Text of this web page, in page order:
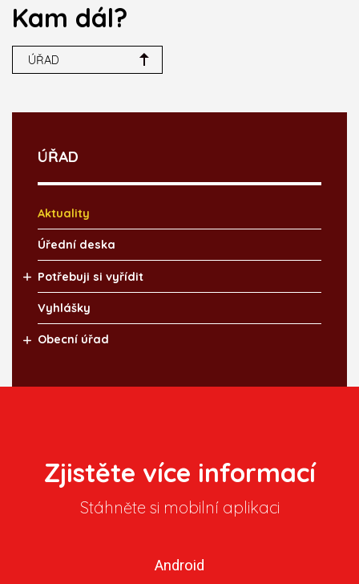
Kam dál?
ÚŘAD
ÚŘAD
Aktuality
Úřední deska
Potřebuji si vyřídit
Vyhlášky
Obecní úřad
Zjistěte více informací
Stáhněte si mobilní aplikaci
Android